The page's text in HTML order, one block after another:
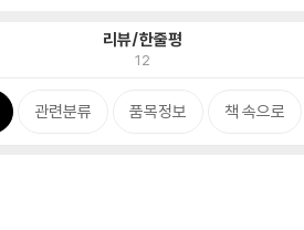
리뷰/한줄평
12
관련분류 품목정보 책 속으로